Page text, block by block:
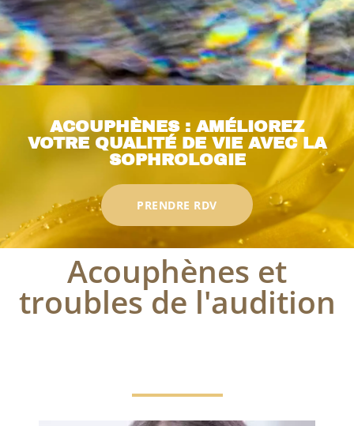
ACOUPHÈNES : AMÉLIOREZ
VOTRE QUALITÉ DE VIE AVEC LA
SOPHROLOGIE
PRENDRE RDV
Acouphènes et
troubles de l'audition